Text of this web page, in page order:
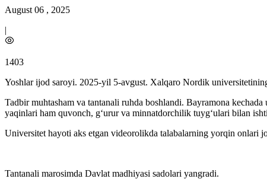
August 06 , 2025
|
1403
Yoshlar ijod saroyi. 2025-yil 5-avgust. Xalqaro Nordik
Tadbir muhtasham va tantanali ruhda boshlandi. Bayramona
yaqinlari ham quvonch, g‘urur va minnatdorchilik tuyg‘ulari bilan
Universitet hayoti aks etgan videorolikda talabalarning yorqin onlari
Tantanali marosimda Davlat madhiyasi sadolari yangradi.